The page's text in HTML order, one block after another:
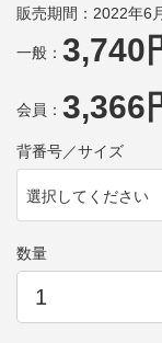
販売期間：2022年6
一般： 3,740
会員： 3,366
背番号／サイズ
選択してください
数量